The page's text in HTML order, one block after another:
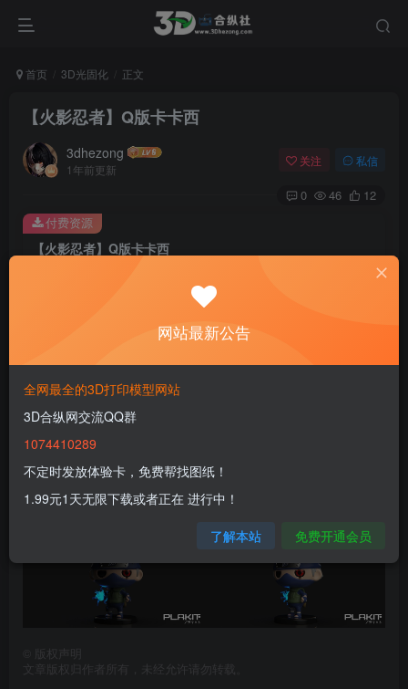
首页 3D光固化 正文
【火影忍者】Q版卡卡西
3dhezong
1年前更新
关注 私信
0 46 12
【火影忍者】Q版卡卡西
100
免费
付费资源
版权声明
文章版权归作者所有，未经允许请勿转载。
网站最新公告
全网最全的3D打印模型网站
3D合纵网交流QQ群
1074410289
不定时发放体验卡，免费帮找图纸！
1.99元1天无限下载或者正在 进行中！
了解本站 免费开通会员